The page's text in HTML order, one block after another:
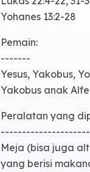
Ayat Alkitab yang
Matius 26:26-35
Lukas 22:4-22, 31-
Yohanes 13:2-28
Pemain:
Yesus, Yakobus,